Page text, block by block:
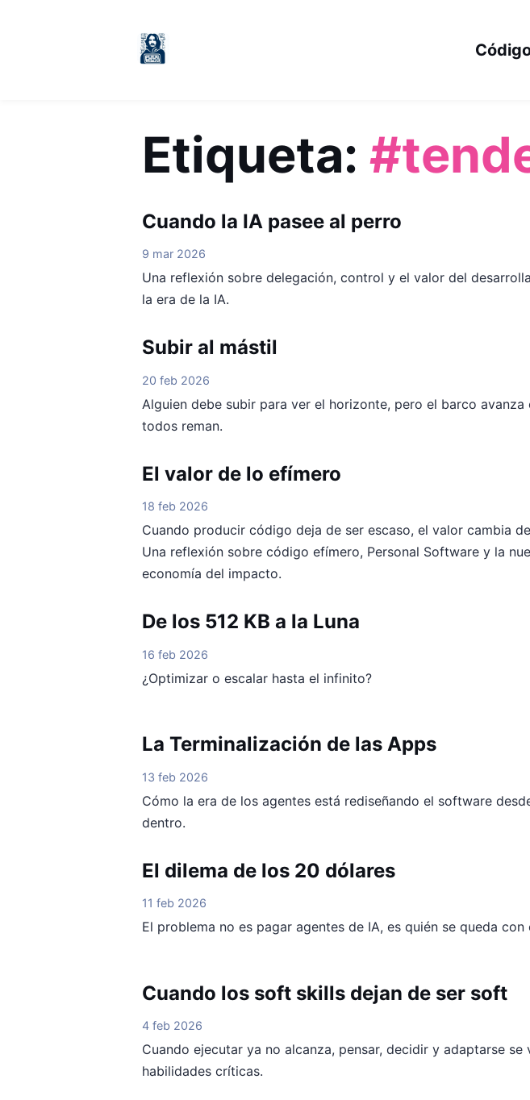
Etiqueta:
Cuando la IA pasee al perro
9 mar 2026
Una reflexión sobre delegación, control y el valor del
la era de la IA.
Subir al mástil
20 feb 2026
Alguien debe subir para ver el horizonte, pero el barco avanza
todos reman.
El valor de lo efímero
18 feb 2026
Cuando producir código deja de ser escaso, el valor cambia
Una reflexión sobre código efímero, Personal Software y la
economía del impacto.
De los 512 KB a la Luna
16 feb 2026
¿Optimizar o escalar hasta el infinito?
La Terminalización de las Apps
13 feb 2026
Cómo la era de los agentes está rediseñando el software
dentro.
El dilema de los 20 dólares
11 feb 2026
El problema no es pagar agentes de IA, es quién se queda con
Cuando los soft skills dejan de ser soft
4 feb 2026
Cuando ejecutar ya no alcanza, pensar, decidir y adaptarse se
habilidades críticas.